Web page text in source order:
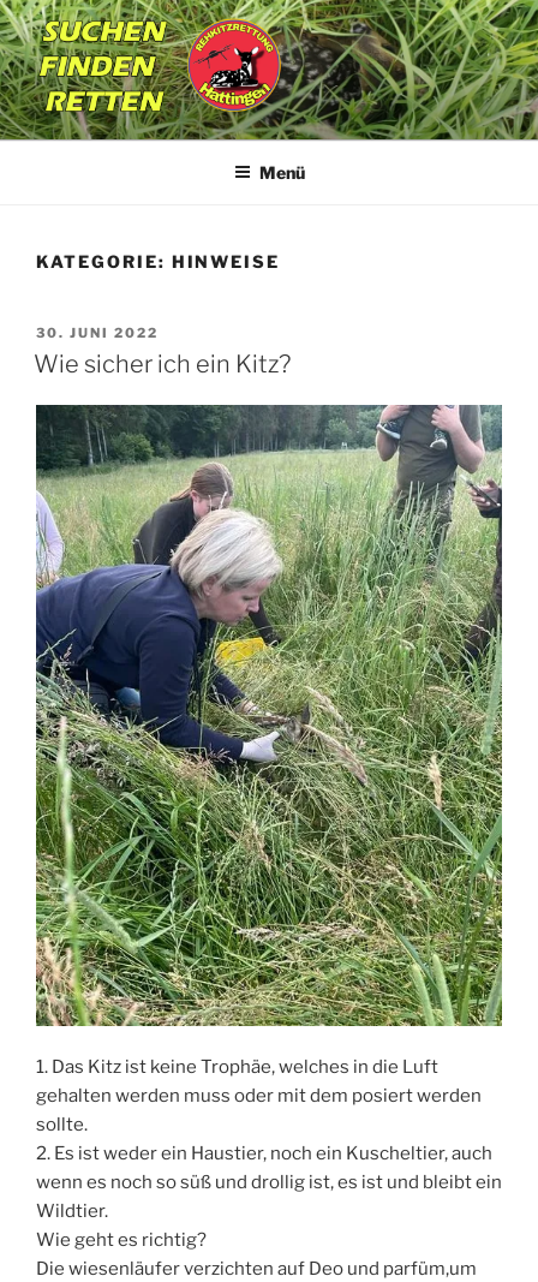
Zum
Inhalt
springen
REHKITZRETTUNG
Suchen | Finden | Retten
Menü
KATEGORIE: HINWEISE
VERÖFFENTLICHT
AM
30. JUNI 2022
Wie sicher ich ein Kitz?
1. Das Kitz ist keine Trophäe, welches in die Luft
gehalten werden muss oder mit dem posiert werden
sollte.
2. Es ist weder ein Haustier, noch ein Kuscheltier, auch
wenn es noch so süß und drollig ist, es ist und bleibt ein
Wildtier.
Wie geht es richtig?
Die wiesenläufer verzichten auf Deo und parfüm,um